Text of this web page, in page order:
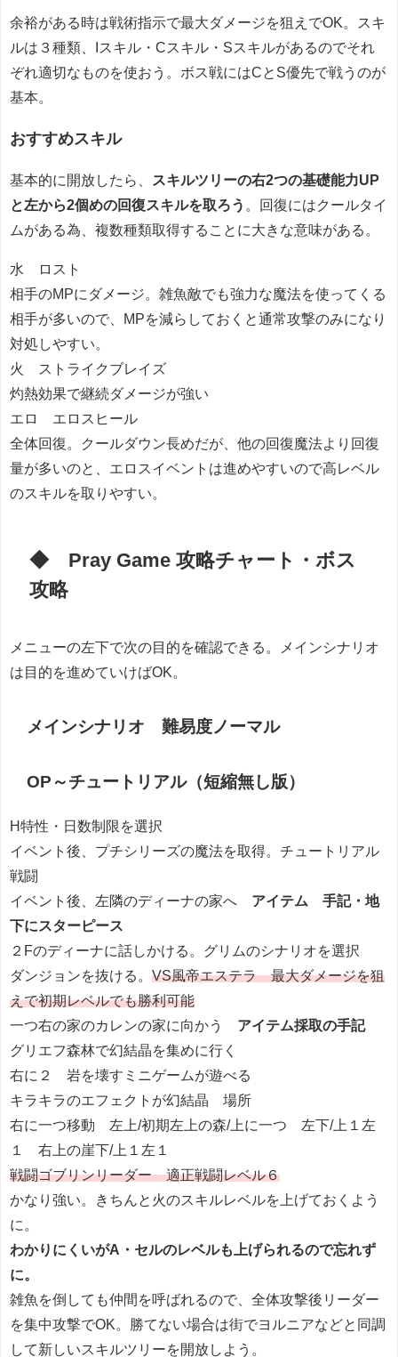
余裕がある時は戦術指示で最大ダメージを狙えでOK。スキ
ルは３種類、Iスキル・Cスキル・Sスキルがあるのでそれ
ぞれ適切なものを使おう。ボス戦にはCとS優先で戦うのが
基本。
おすすめスキル
基本的に開放したら、
スキルツリーの右2つの基礎能力UP
と左から2個めの回復スキルを取ろう 。回復にはクールタイ
ムがある為、複数種類取得することに大きな意味がある。
水 ロスト
相手のMPにダメージ。雑魚敵でも強力な魔法を使ってくる
相手が多いので、MPを減らしておくと通常攻撃のみになり
対処しやすい。
火 ストライクブレイズ
灼熱効果で継続ダメージが強い
エロ エロスヒール
全体回復。クールダウン長めだが、他の回復魔法より回復
量が多いのと、エロスイベントは進めやすいので高レベル
のスキルを取りやすい。
◆ Pray Game 攻略チャート・ボス
攻略
メニューの左下で次の目的を確認できる。メインシナリオ
は目的を進めていけばOK。
メインシナリオ 難易度ノーマル
OP～チュートリアル（短縮無し版）
H特性・日数制限を選択
イベント後、プチシリーズの魔法を取得。チュートリアル
戦闘
イベント後、左隣のディーナの家へ アイテム 手記・地
下にスターピース
２Fのディーナに話しかける。グリムのシナリオを選択
ダンジョンを抜ける。 VS風帝エステラ 最大ダメージを狙
えで初期レベルでも勝利可能
一つ右の家のカレンの家に向かう アイテム採取の手記
グリエフ森林で幻結晶を集めに行く
右に２ 岩を壊すミニゲームが遊べる
キラキラのエフェクトが幻結晶 場所
右に一つ移動 左上/初期左上の森/上に一つ 左下/上１左
１ 右上の崖下/上１左１
戦闘ゴブリンリーダー 適正戦闘レベル６
かなり強い。きちんと火のスキルレベルを上げておくよう
に。
わかりにくいがA・セルのレベルも上げられるので忘れず
に。
雑魚を倒しても仲間を呼ばれるので、全体攻撃後リーダー
を集中攻撃でOK。勝てない場合は街でヨルニアなどと同調
して新しいスキルツリーを開放しよう。